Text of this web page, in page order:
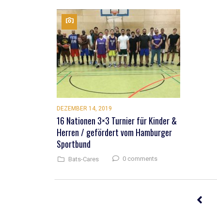
DEZEMBER 14, 2019
16 Nationen 3×3 Turnier für Kinder &
Herren / gefördert vom Hamburger
Sportbund
Bats-Cares 0 comments